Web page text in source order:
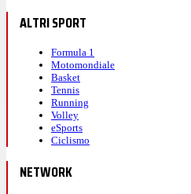
ALTRI SPORT
Formula 1
Motomondiale
Basket
Tennis
Running
Volley
eSports
Ciclismo
NETWORK